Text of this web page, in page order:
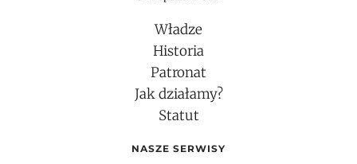
Władze
Historia
Patronat
Jak działamy?
Statut
NASZE SERWISY